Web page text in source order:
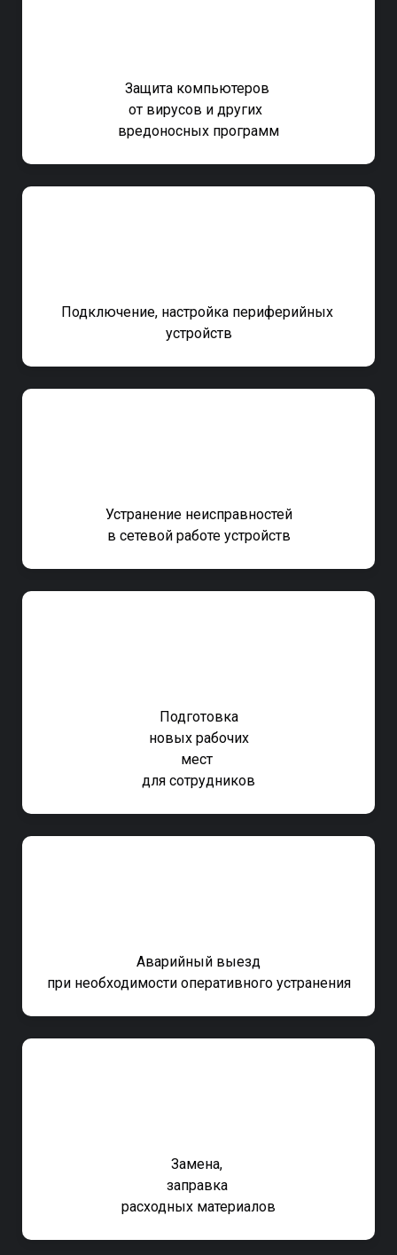
Защита компьютеров
от вирусов и других
вредоносных программ
Подключение, настройка периферийных
устройств
Устранение неисправностей
в сетевой работе устройств
Подготовка
новых рабочих
мест
для сотрудников
Аварийный выезд
при необходимости оперативного устранения
Замена,
заправка
расходных материалов